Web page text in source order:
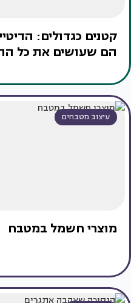
קטנים כגדולים:
הם שעושים את כל
עיצוב מטבחים
מוצרי חשמל במטבח